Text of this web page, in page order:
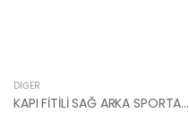
DIĞER
KAPI FİTİLİ SAĞ ARKA SPORTAGE 16- 83120-F1000-HMC